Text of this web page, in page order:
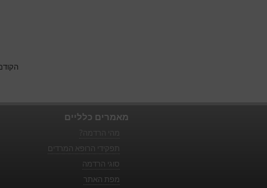
מאמרים כלליים
תפקידי הרופא המרדים
סוגי הרדמה
מפת האתר